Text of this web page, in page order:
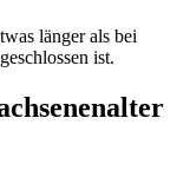
länger als bei
ist.